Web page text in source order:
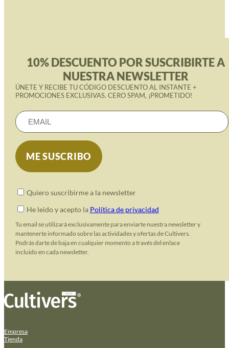
10% DESCUENTO POR SUSCRIBIRTE A
NUESTRA NEWSLETTER
ÚNETE Y RECIBE TU CÓDIGO DESCUENTO AL INSTANTE +
PROMOCIONES EXCLUSIVAS. CERO SPAM, ¡PROMETIDO!
Quiero suscribirme a la newsletter
He leido y acepto la Política de privacidad
Tu email se utilizará exclusivamente para enviarte nuestra newsletter y
mantenerte informado sobre las actividades y ofertas de Cultivers.
Podrás darte de baja en cualquier momento a través del enlace
incluido en cada newsletter.
Empresa
Tienda